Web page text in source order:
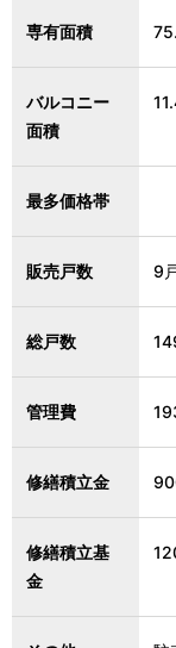
専有面積
バルコニー
面積
最多価格帯
販売戸数 9
総戸数
管理費
修繕積立金
修繕積立基
金